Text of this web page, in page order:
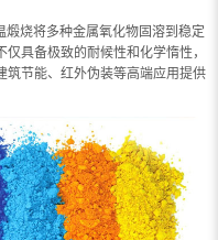
烧将多种金属氧化物固溶到稳定
仅具备极致的耐候性和化学惰性，
筑节能、红外伪装等高端应用提供